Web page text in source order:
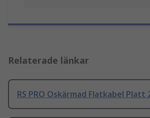
Relaterade länkar
RS PRO Oskärmad Flatkabel Platt